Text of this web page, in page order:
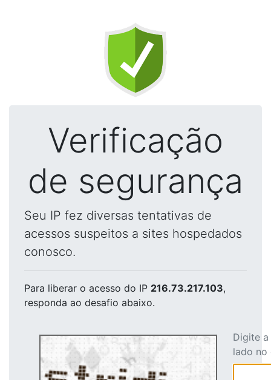
Verificação
de segurança
Seu IP fez diversas tentativas de
acessos suspeitos a sites hospedados
conosco.
Para liberar o acesso do IP 216.73.217.103,
responda ao desafio abaixo.
Digite
lado no